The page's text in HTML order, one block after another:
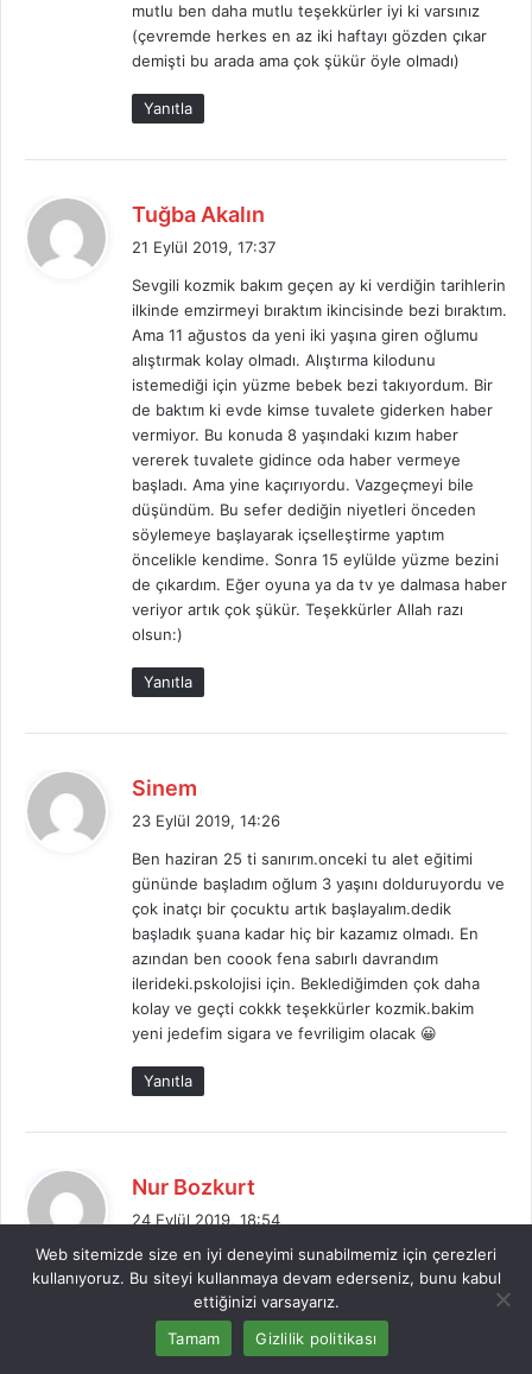
mutlu ben daha mutlu teşekkürler iyi ki varsınız
(çevremde herkes en az iki haftayı gözden çıkar
demişti bu arada ama çok şükür öyle olmadı)
Yanıtla
Tuğba Akalın
i
k
i
21 Eylül 2019, 17:37
Sevgili kozmik bakım geçen ay ki verdiğin tarihlerin
ilkinde emzirmeyi bıraktım ikincisinde bezi bıraktım.
Ama 11 ağustos da yeni iki yaşına giren oğlumu
alıştırmak kolay olmadı. Alıştırma kilodunu
istemediği için yüzme bebek bezi takıyordum. Bir
de baktım ki evde kimse tuvalete giderken haber
vermiyor. Bu konuda 8 yaşındaki kızım haber
vererek tuvalete gidince oda haber vermeye
başladı. Ama yine kaçırıyordu. Vazgeçmeyi bile
düşündüm. Bu sefer dediğin niyetleri önceden
söylemeye başlayarak içselleştirme yaptım
öncelikle kendime. Sonra 15 eylülde yüzme bezini
de çıkardım. Eğer oyuna ya da tv ye dalmasa haber
veriyor artık çok şükür. Teşekkürler Allah razı
olsun:)
Yanıtla
Sinem
i
k
i
:
23 Eylül 2019, 14:26
Ben haziran 25 ti sanırım.onceki tu alet eğitimi
gününde başladım oğlum 3 yaşını dolduruyordu ve
çok inatçı bir çocuktu artık başlayalım.dedik
başladık şuana kadar hiç bir kazamız olmadı. En
azından ben coook fena sabırlı davrandım
ilerideki.pskolojisi için. Beklediğimden çok daha
kolay ve geçti cokkk teşekkürler kozmik.bakim
yeni jedefim sigara ve fevriligim olacak 😀
Yanıtla
Nur Bozkurt
i
k
i
:
24 Eylül 2019, 18:54
Oğlum 2,5 yaşında ve tuvalete oturmayı
reddediyordu. Soğuklar bastırmadan öğrenmesini
çok istiyordum. Takviminize uyarak bezi tamamen
çıkardım. Birlikte aldığımız külodu giydirdim. İlk gün
birkaç kaza oldu tabi ama korktuğum kadar olmadı.
Web sitemizde size en iyi deneyimi sunabilmemiz için çerezleri
kullanıyoruz. Bu siteyi kullanmaya devam ederseniz, bunu kabul
ettiğinizi varsayarız.
Tamam
Gizlilik politikası